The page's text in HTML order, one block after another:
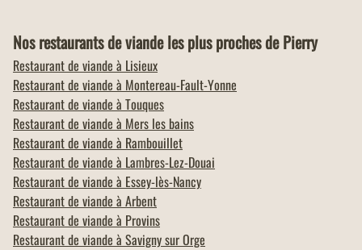
Nos restaurants de viande les plus proches de Pierry
Restaurant de viande à Lisieux
Restaurant de viande à Montereau-Fault-Yonne
Restaurant de viande à Touques
Restaurant de viande à Mers les bains
Restaurant de viande à Rambouillet
Restaurant de viande à Lambres-Lez-Douai
Restaurant de viande à Essey-lès-Nancy
Restaurant de viande à Arbent
Restaurant de viande à Provins
Restaurant de viande à Savigny sur Orge